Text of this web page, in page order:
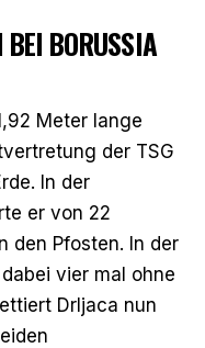
BEI BORUSSIA
Meter lange
der TSG
In der
er von 22
den Pfosten. In der
vier mal ohne
Drljaca nun